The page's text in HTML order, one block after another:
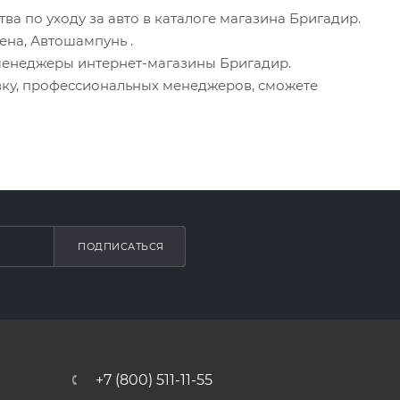
по уходу за авто в каталоге магазина Бригадир.
Автошампунь .
интернет-магазины Бригадир.
профессиональных менеджеров, сможете
ПОДПИСАТЬСЯ
+7 (800) 511-11-55